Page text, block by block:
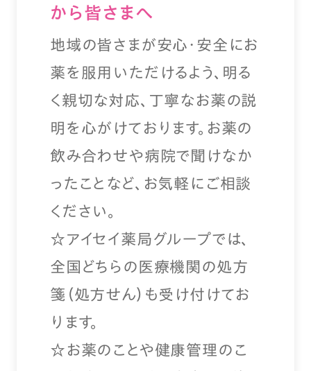
から皆さまへ
地域の皆さまが安心・安全にお
薬を服用いただけるよう、明る
く親切な対応、丁寧なお薬の説
明を心がけております。お薬の
飲み合わせや病院で聞けなか
ったことなど、お気軽にご相談
ください。
☆アイセイ薬局グループでは、
全国どちらの医療機関の処方
箋（処方せん）も受け付けてお
ります。
☆お薬のことや健康管理のこ